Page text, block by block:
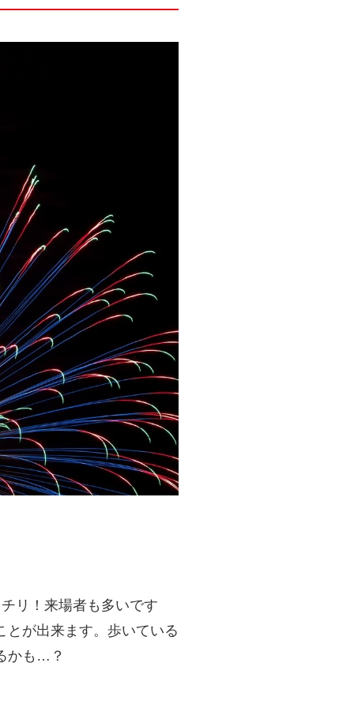
リ！来場者も多いです
とが出来ます。歩いている
かも…？